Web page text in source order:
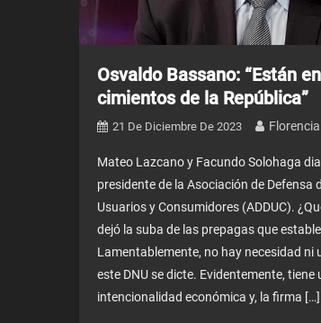
Osvaldo Bassano: “Están
cimientos de la República”
21 De Diciembre De 2023
Mateo Lazcano y Facundo Solohaga
presidente de la Asociación de Defensa
Usuarios y Consumidores (ADDUC).
dejó la suba de las prepagas que
Lamentablemente, no hay necesidad ni
este DNU se dicte. Evidentemente, tiene
intencionalidad económica y, la firma […]